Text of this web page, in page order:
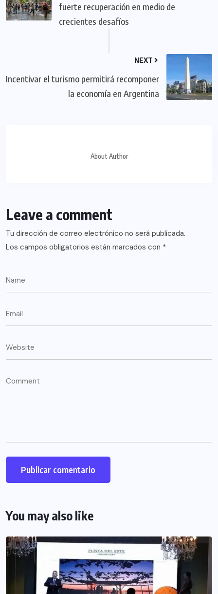
fuerte recuperación en medio de
crecientes desafíos
NEXT
Incentivar el turismo permitirá recomponer
la economía en Argentina
About Author
Leave a comment
Tu dirección de correo electrónico no será publicada.
Los campos obligatorios están marcados con *
You may also like